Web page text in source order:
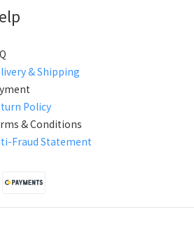
& Shipping
Policy
& Conditions
Fraud Statement